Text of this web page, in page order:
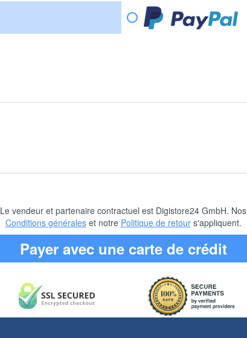
Le vendeur et partenaire contractuel est Digistore24 GmbH. Nos
Conditions généraleset notre Politique de retours'appliquent.
Payer avec une carte de crédit